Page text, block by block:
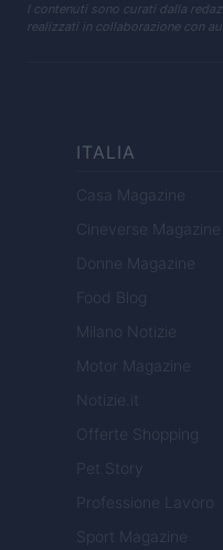
I contenuti sono curati dalla
realizzati in collaborazione con
ITALIA
Casa Magazine
Cineverse Magazine
Donne Magazine
Food Blog
Milano Notizie
Motor Magazine
Notizie.it
Offerte Shopping
Pet Story
Professione Lavoro
Sport Magazine